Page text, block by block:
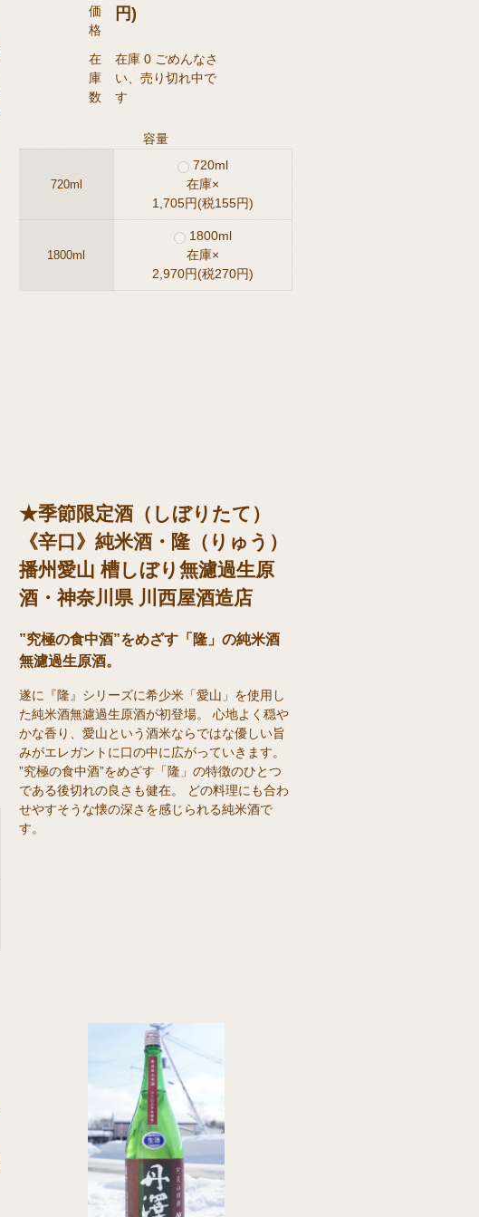
価
格
円)
在
庫
数
在庫 0 ごめんなさ
い、売り切れ中で
す
容量
720ml
720ml
在庫×
1,705円(税155円)
1800ml
1800ml
在庫×
2,970円(税270円)
★季節限定酒（しぼりたて）
《辛口》純米酒・隆（りゅう）
播州愛山 槽しぼり無濾過生原
酒・神奈川県 川西屋酒造店
”究極の食中酒”をめざす「隆」の純米酒
無濾過生原酒。
遂に『隆』シリーズに希少米「愛山」を使用し
た純米酒無濾過生原酒が初登場。 心地よく穏や
かな香り、愛山という酒米ならではな優しい旨
みがエレガントに口の中に広がっていきます。
”究極の食中酒”をめざす「隆」の特徴のひとつ
である後切れの良さも健在。 どの料理にも合わ
せやすそうな懐の深さを感じられる純米酒で
す。